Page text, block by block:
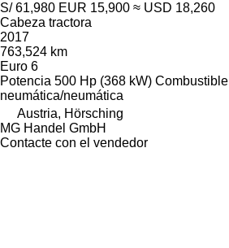
S/ 61,980 EUR 15,900 ≈ USD 18,260
Cabeza tractora
2017
763,524 km
Euro 6
Potencia 500 Hp (368 kW) Combustible
neumática/neumática
Austria, Hörsching
MG Handel GmbH
Contacte con el vendedor